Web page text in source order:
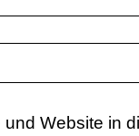
Website in